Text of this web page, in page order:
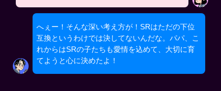
へぇー！そんな深い考え方が！SRはただの下位
互換というわけでは決してないんだな。パパ、こ
れからはSRの子たちも愛情を込めて、大切に育
てようと心に決めたよ！